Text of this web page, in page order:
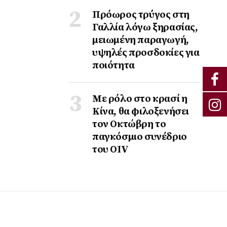
Πρόωρος τρύγος στη
Γαλλία λόγω ξηρασίας,
μειωμένη παραγωγή,
υψηλές προσδοκίες για
ποιότητα
Με ρόλο στο κρασί η
Κίνα, θα φιλοξενήσει
τον Οκτώβρη το
παγκόσμιο συνέδριο
του ΟΙV